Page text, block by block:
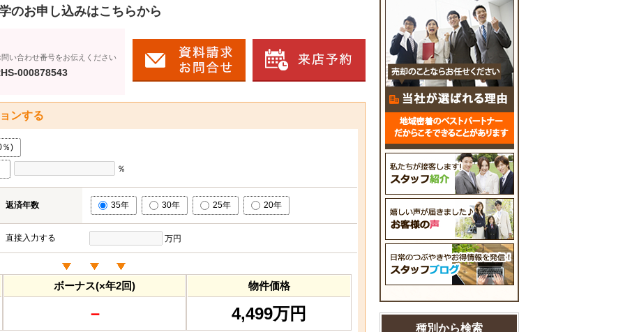
のお申し込みはこちらから
問い合わせ番号をお伝えください
000878543
ンする
％)
％
返済年数 35年 30年 25年 20年
直接入力する 万円
ボーナス(×年2回)
－
物件価格
4,499万円
種別から検索